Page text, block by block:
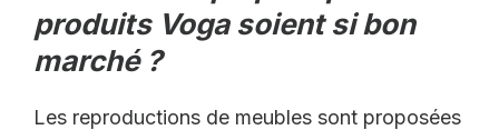
produits Voga soient si bon
marché ?
Les reproductions de meubles sont proposées